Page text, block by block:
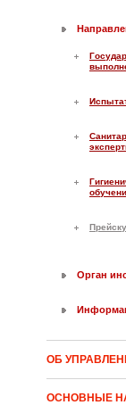
Орган
ОБ
ОСНОВНЫЕ